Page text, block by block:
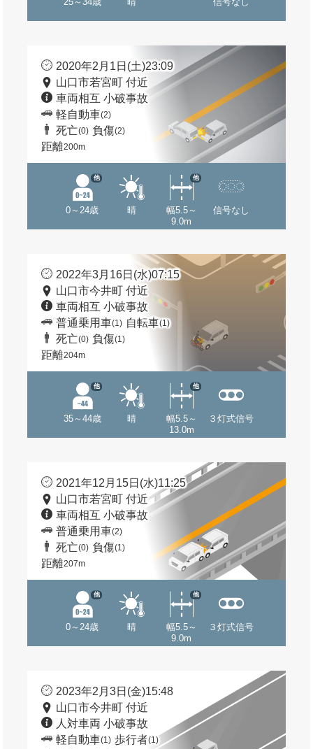
2020年2月1日(土)23:09
山口市若宮町 付近
車両相互 小破事故
軽自動車(2)
死亡(0) 負傷(2)
距離200m
0～24歳
他
晴
幅5.5～
9.0m
他
信号なし
2022年3月16日(水)07:15
山口市今井町 付近
車両相互 小破事故
普通乗用車(1) 自転車(1)
死亡(0) 負傷(1)
距離204m
35～44歳
他
晴
幅5.5～
13.0m
他
３灯式信号
2021年12月15日(水)11:25
山口市若宮町 付近
車両相互 小破事故
普通乗用車(2)
死亡(0) 負傷(1)
距離207m
0～24歳
他
晴
幅5.5～
9.0m
他
３灯式信号
2023年2月3日(金)15:48
山口市今井町 付近
人対車両 小破事故
軽自動車(1) 歩行者(1)